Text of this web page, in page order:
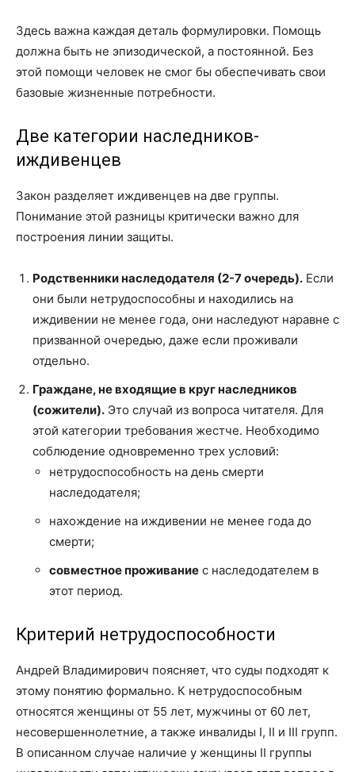
Здесь важна каждая деталь формулировки. Помощь
должна быть не эпизодической, а постоянной. Без
этой помощи человек не смог бы обеспечивать свои
базовые жизненные потребности.
Две категории наследников-
иждивенцев
Закон разделяет иждивенцев на две группы.
Понимание этой разницы критически важно для
построения линии защиты.
Родственники наследодателя (2-7 очередь). Если
они были нетрудоспособны и находились на
иждивении не менее года, они наследуют наравне с
призванной очередью, даже если проживали
отдельно.
Граждане, не входящие в круг наследников
(сожители). Это случай из вопроса читателя. Для
этой категории требования жестче. Необходимо
соблюдение одновременно трех условий:
нетрудоспособность на день смерти
наследодателя;
нахождение на иждивении не менее года до
смерти;
совместное проживание с наследодателем в
этот период.
Критерий нетрудоспособности
Андрей Владимирович поясняет, что суды подходят к
этому понятию формально. К нетрудоспособным
относятся женщины от 55 лет, мужчины от 60 лет,
несовершеннолетние, а также инвалиды I, II и III групп.
В описанном случае наличие у женщины II группы